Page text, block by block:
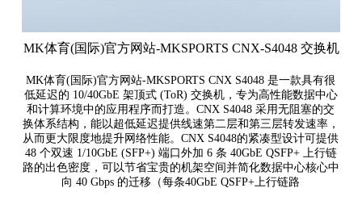
MK体育(国际)官方网站-MKSPORTS CNX-S4048 交换机
MK体育(国际)官方网站-MKSPORTS CNX S4048 是一款具有很
低延迟的 10/40GbE 架顶式 (ToR) 交换机，专为高性能数据中心
和计算环境中的应用程序而打造。CNX S4048 采用无阻塞的交
换体系结构，能以超低延迟提供线速第二层和第三层转发速率，
从而更大限度地提升网络性能。CNX S4048的紧凑型设计可提供
48 个双速 1/10GbE (SFP+) 端口外加 6 条 40GbE QSFP+ 上行链
路的出色密度，可以节省宝贵的机架空间并简化数据中心核心中
向 40 Gbps 的迁移（每条40GbE QSFP+上行链路